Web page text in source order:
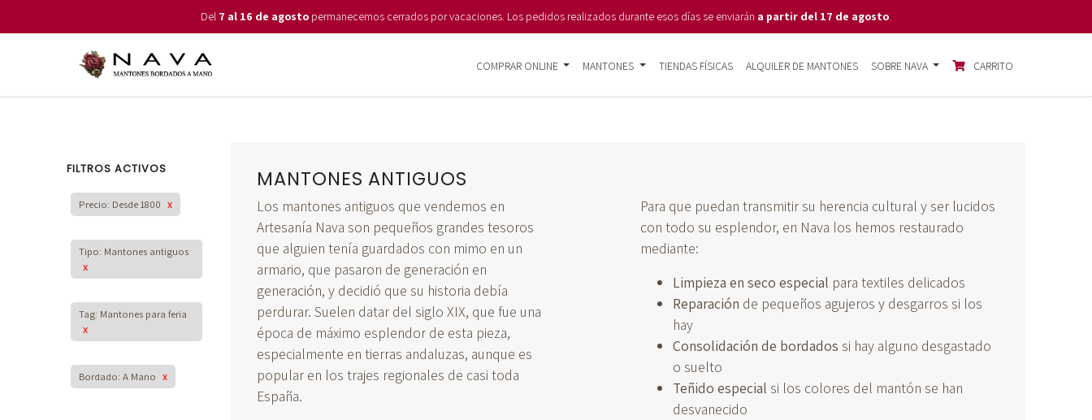
Del 7 al 16 de agosto permanecemos cerrados por vacaciones. Los pedidos realizados durante esos días se enviarán a partir del 17 de agosto.
COMPRAR ONLINE MANTONES TIENDAS FÍSICAS ALQUILER DE MANTONES SOBRE NAVA CARRITO
FILTROS ACTIVOS
Precio: Desde 1800 x
Tipo: Mantones antiguos
x
Tag: Mantones para feria
x
Bordado: A Mano x
MANTONES ANTIGUOS
Los mantones antiguos que vendemos en
Artesanía Nava son pequeños grandes tesoros
que alguien tenía guardados con mimo en un
armario, que pasaron de generación en
generación, y decidió que su historia debía
perdurar. Suelen datar del siglo XIX, que fue una
época de máximo esplendor de esta pieza,
especialmente en tierras andaluzas, aunque es
popular en los trajes regionales de casi toda
España.
Para que puedan transmitir su herencia cultural y ser lucidos
con todo su esplendor, en Nava los hemos restaurado
mediante:
Limpieza en seco especial para textiles delicados
Reparación de pequeños agujeros y desgarros si los
hay
Consolidación de bordados si hay alguno desgastado
o suelto
Teñido especial si los colores del mantón se han
desvanecido